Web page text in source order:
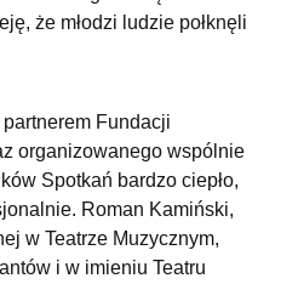
że młodzi ludzie połknęli
Fundacji
organizowanego wspólnie
Spotkań bardzo ciepło,
Roman Kamiński,
w Teatrze Muzycznym,
i w imieniu Teatru